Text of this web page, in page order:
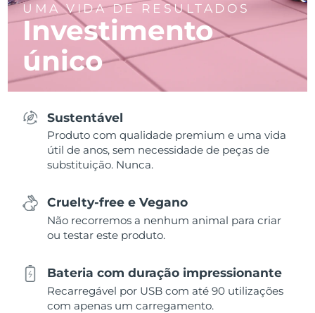
UMA VIDA DE RESULTADOS
Investimento
único
Sustentável
Produto com qualidade premium e uma vida
útil de anos, sem necessidade de peças de
substituição. Nunca.
Cruelty-free e Vegano
Não recorremos a nenhum animal para criar
ou testar este produto.
Bateria com duração impressionante
Recarregável por USB com até 90 utilizações
com apenas um carregamento.